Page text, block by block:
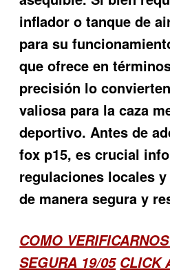
inflador o tanque de
para su
que ofrece en
precisión lo
valiosa para la caza
deportivo. Antes de
fox p15, es crucial
regulaciones locales
de manera segura y
COMO
SEGURA 19/05 CLICK